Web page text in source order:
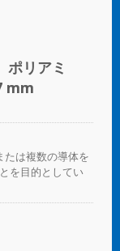
ポリアミ
mm
たは複数の導体を
を目的としてい